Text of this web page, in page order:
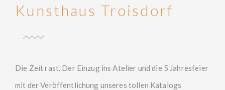
Kunsthaus Troisdorf
Die Zeit rast. Der Einzug ins Atelier und die 5 Jahresfeier
mit der Veröffentlichung unseres tollen Katalogs